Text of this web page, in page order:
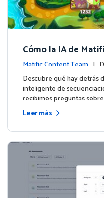
Cómo la IA de
rsonalizado en la
Matific Content Team |
Descubre qué hay detrás
inteligente de
recibimos preguntas
Leer más